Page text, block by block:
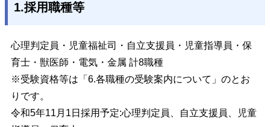
1.採用職種等
心理判定員・児童福祉司・自立支援員・児童指導員・保
育士・獣医師・電気・金属 計8職種
※受験資格等は「6.各職種の受験案内について」のとお
りです。
令和5年11月1日採用予定:心理判定員、自立支援員、児童